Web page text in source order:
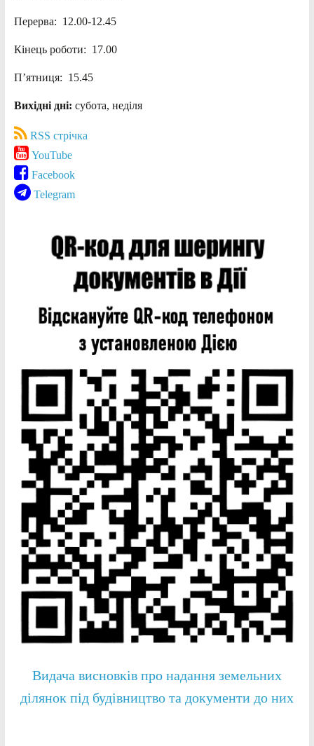
Перерва: 12.00-12.45
Кінець роботи: 17.00
П’ятниця: 15.45
Вихідні дні: субота, неділя
RSS стрічка
YouTube
Facebook
Telegram
Видача висновків про надання земельних
ділянок під будівництво та документи до них